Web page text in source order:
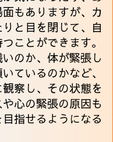
もありますが、カ
と目を閉じて、自
ことができます。
のか、体が緊張し
ているのかなど、
察し、その状態を
心の緊張の原因も
指せるようになる